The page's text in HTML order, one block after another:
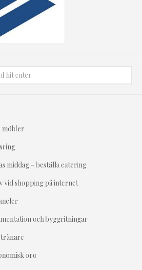
möbler
middag – beställa catering
vid shopping på internet
och byggritningar
oro